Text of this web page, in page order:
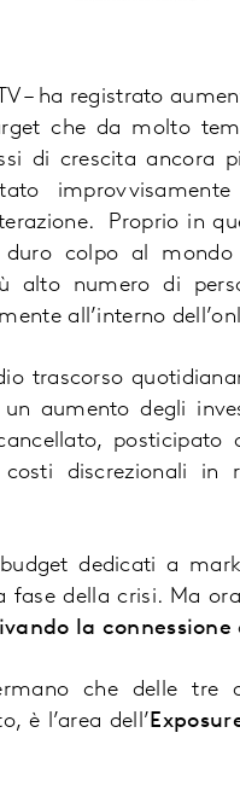
– ha registrato
che da molto
di crescita ancora
Proprio in
colpo al mondo
alto numero di
all’interno
trascorso
aumento degli
posticipato
discrezionali in
dedicati a
della crisi. Ma
la connessione
che delle tre
è l’area dell’